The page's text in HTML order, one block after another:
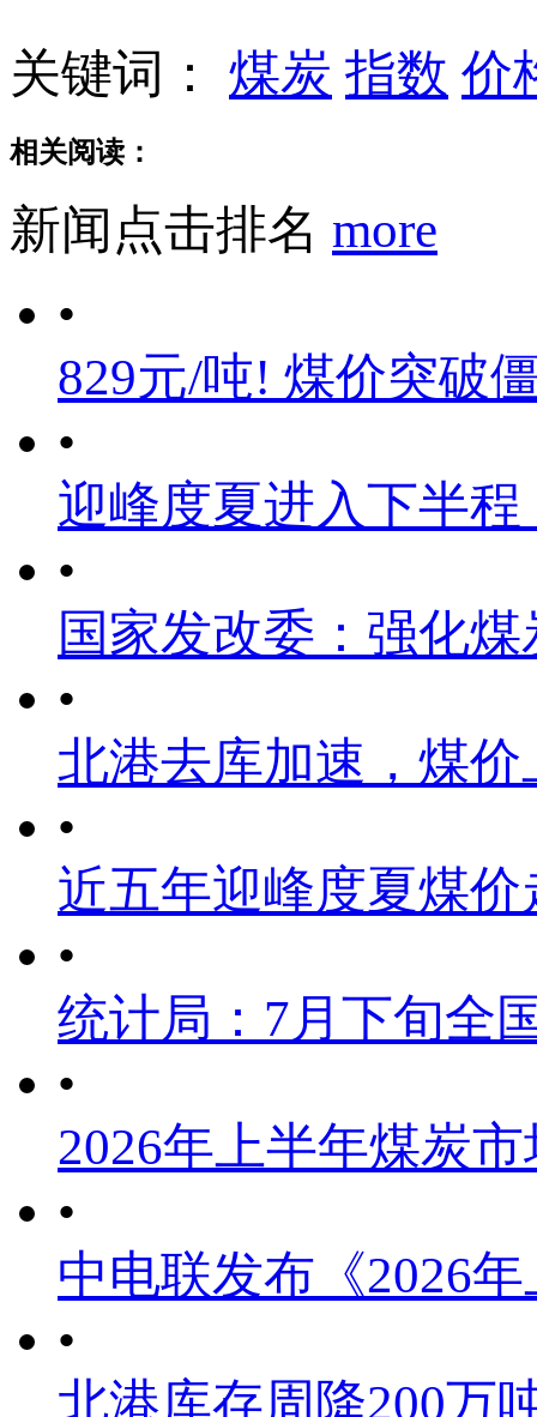
关键词： 煤炭 指数 价
相关阅读：
新闻点击排名 more
•
829元/吨! 煤价突破
•
迎峰度夏进入下半
•
国家发改委：强化
•
北港去库加速，煤
•
近五年迎峰度夏煤价
•
统计局：7月下旬全
•
2026年上半年煤炭
•
中电联发布《2026
•
北港库存周降200万